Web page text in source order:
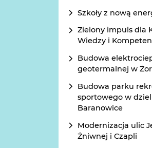
Szkoły z nową
Zielony impuls dla
Wiedzy i
Budowa
geotermalnej w
Budowa parku
sportowego w
Baranowice
Modernizacja ulic
Żniwnej i Czapli